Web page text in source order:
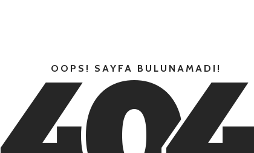
OOPS! SAYFA BULUNAMADI!